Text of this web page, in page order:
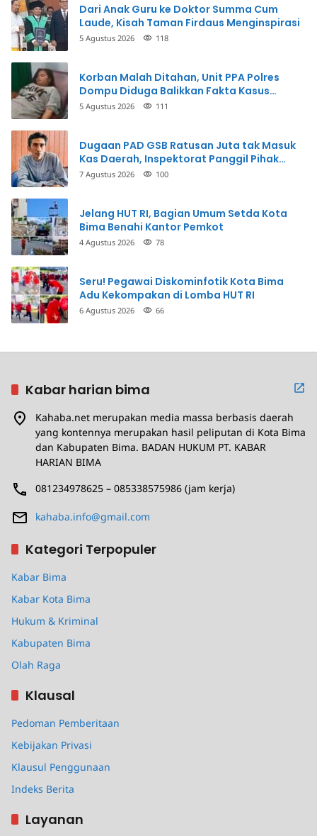
Dari Anak Guru ke Doktor Summa Cum
Laude, Kisah Taman Firdaus Menginspirasi
5 Agustus 2026 118
Korban Malah Ditahan, Unit PPA Polres
Dompu Diduga Balikkan Fakta Kasus
Penganiayaan
5 Agustus 2026 111
Dugaan PAD GSB Ratusan Juta tak Masuk
Kas Daerah, Inspektorat Panggil Pihak
Terkait
7 Agustus 2026 100
Jelang HUT RI, Bagian Umum Setda Kota
Bima Benahi Kantor Pemkot
4 Agustus 2026 78
Seru! Pegawai Diskominfotik Kota Bima
Adu Kekompakan di Lomba HUT RI
6 Agustus 2026 66
Kabar harian bima
Kahaba.net merupakan media massa berbasis daerah
yang kontennya merupakan hasil peliputan di Kota Bima
dan Kabupaten Bima. BADAN HUKUM PT. KABAR
HARIAN BIMA
081234978625 – 085338575986 (jam kerja)
kahaba.info@gmail.com
Kategori Terpopuler
Kabar Bima
Kabar Kota Bima
Hukum & Kriminal
Kabupaten Bima
Olah Raga
Klausal
Pedoman Pemberitaan
Kebijakan Privasi
Klausul Penggunaan
Indeks Berita
Layanan